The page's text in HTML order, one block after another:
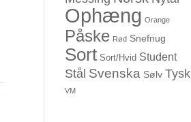
Ophæng Orange
Påske Rød Snefnug
Sort Sort/Hvid Student
Stål Svenska Sølv Tysk
VM